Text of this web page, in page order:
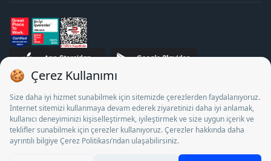
STJ İnsan Kaynakları Bilişim ve Danışmanlık A.Ş. Özel İstihdam
Bürosu Olarak 13/05/2025 - 12/05/2028 tarihleri arasında
faaliyette bulunmak üzere, Türkiye İş Kurumu tarafından
18/04/2025 tarih ve 18095710 sayılı karar uyarınca 1078 nolu
belge ile faaliyet göstermektedir. 4904 sayılı kanun uyarınca iş